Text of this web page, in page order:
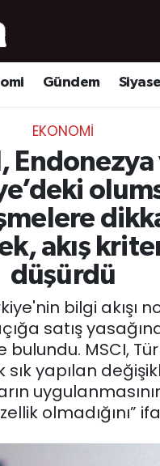
Gündem
EKONOMI
Endonezya
akış
düşürdü
bilgi akışı
satış
MSCI,
sık yapılan
olmadığını”
Durumu ve
Haberleri